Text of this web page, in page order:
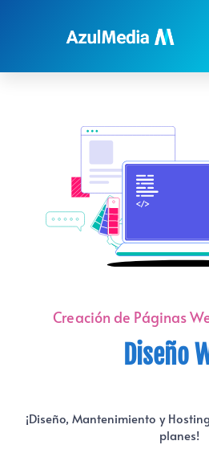
Creación de Páginas
Diseño
¡Diseño, Mantenimiento y
planes!